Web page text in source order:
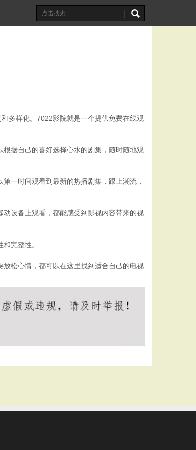
多样化。7022影院就是一个提供免费在线观
据自己的喜好选择心水的剧集，随时随地观
一时间观看到最新的热播剧集，跟上潮流，
设备上观看，都能感受到影视内容带来的视
完整性。
松心情，都可以在这里找到适合自己的电视